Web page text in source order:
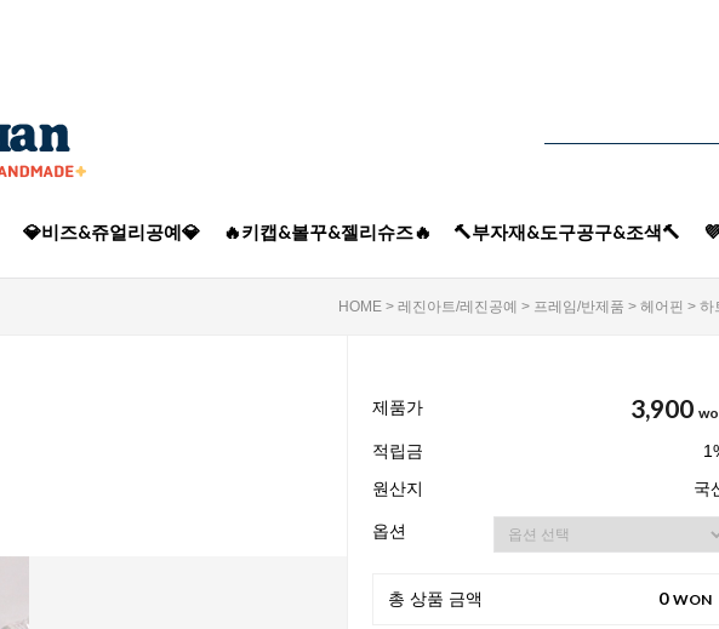
💎비즈&쥬얼리공예💎 🔥키캡&볼꾸&젤리슈즈🔥 🔨부자재&도구공구&조색🔨
HOME > 레진아트/레진공예 > 프레임/반제품 > 헤어핀 > 하
제품가 3,900
적립금
원산지
국
옵션
총 상품 금액 0 WON